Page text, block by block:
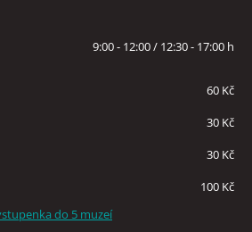
9:00 - 12:00 / 12:30 - 17:00 h
60 Kč
30 Kč
30 Kč
100 Kč
do 5 muzeí